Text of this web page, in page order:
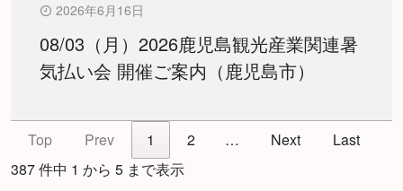
2026年6月16日
08/03（月）2026鹿児島観光産業関連暑
気払い会 開催ご案内（鹿児島市）
Top Prev 1 2 … Next
Last
387 件中 1 から 5 まで表示